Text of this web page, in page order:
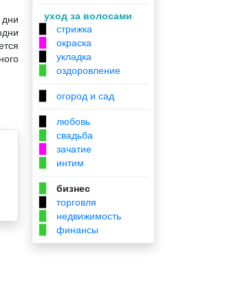
уход за волосами
стрижка
окраска
укладка
оздоровление
огород и сад
любовь
свадьба
зачатие
интим
бизнес
торговля
недвижимость
финансы